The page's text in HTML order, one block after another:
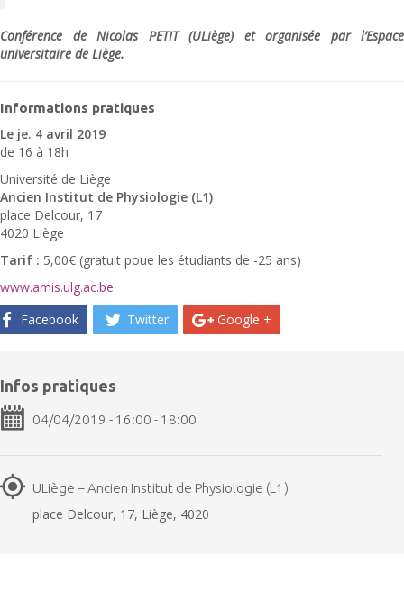
Conférence de Nicolas PETIT (ULiège) et organisée par l’Espace
universitaire de Liège.
Informations pratiques
Le je. 4 avril 2019
de 16 à 18h
Université de Liège
Ancien Institut de Physiologie (L1)
place Delcour, 17
4020 Liège
Tarif : 5,00€ (gratuit poue les étudiants de -25 ans)
www.amis.ulg.ac.be
Facebook
Twitter Google +
Infos pratiques
04/04/2019 - 16:00 - 18:00
ULiège – Ancien Institut de Physiologie (L1)
place Delcour, 17, Liège, 4020